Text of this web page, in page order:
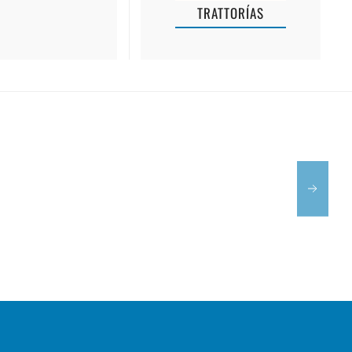
TRATTORÍAS
SA